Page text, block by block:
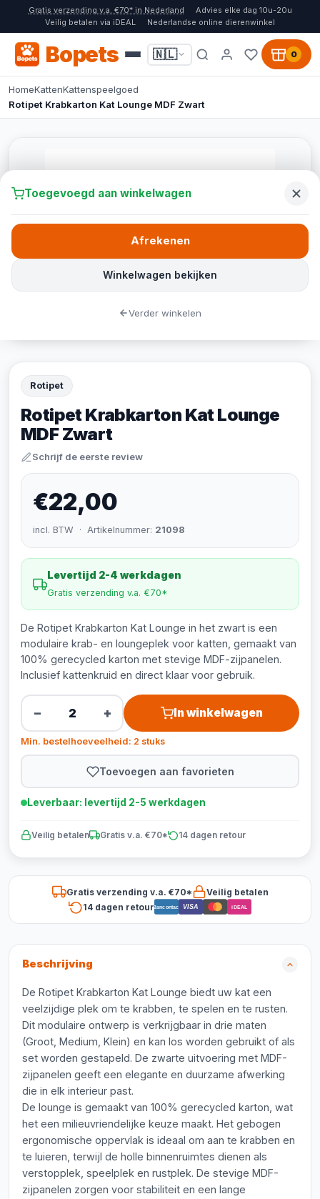
Gratis verzending v.a. €70* in Nederland
Advies elke dag 10u-20u
Veilig betalen via iDEAL
Nederlandse online dierenwinkel
Bopets 🇳🇱 0
HomeKattenKattenspeelgoed
Rotipet Krabkarton Kat Lounge MDF Zwart
Rotipet
Rotipet Krabkarton Kat Lounge
MDF Zwart
Schrijf de eerste review
€22,00
incl. BTW · Artikelnummer: 21098
Levertijd 2-4 werkdagen
Gratis verzending v.a. €70*
De Rotipet Krabkarton Kat Lounge in het zwart is een
modulaire krab- en loungeplek voor katten, gemaakt van
100% gerecycled karton met stevige MDF-zijpanelen.
Inclusief kattenkruid en direct klaar voor gebruik.
− + In winkelwagen
Min. bestelhoeveelheid: 2 stuks
Toevoegen aan favorieten
Leverbaar: levertijd 2-5 werkdagen
Veilig betalen Gratis v.a. €70* 14 dagen retour
Gratis verzending v.a. €70*
Veilig betalen
14 dagen retourBancontact VISA iDEAL
Beschrijving
De Rotipet Krabkarton Kat Lounge biedt uw kat een
veelzijdige plek om te krabben, te spelen en te rusten.
Dit modulaire ontwerp is verkrijgbaar in drie maten
(Groot, Medium, Klein) en kan los worden gebruikt of als
set worden gestapeld. De zwarte uitvoering met MDF-
zijpanelen geeft een elegante en duurzame afwerking
die in elk interieur past.
De lounge is gemaakt van 100% gerecycled karton, wat
het een milieuvriendelijke keuze maakt. Het gebogen
ergonomische oppervlak is ideaal om aan te krabben en
te luieren, terwijl de holle binnenruimtes dienen als
verstopplek, speelplek en rustplek. De stevige MDF-
zijpanelen zorgen voor stabiliteit en een lange
Toegevoegd aan winkelwagen
Winkelwagen bekijken
Afrekenen
Verder winkelen